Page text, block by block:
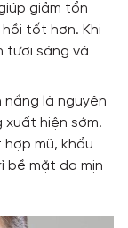
giảm tổn
tốt hơn. Khi
tươi sáng và
nắng là nguyên
xuất hiện sớm.
hợp mũ, khẩu
bề mặt da mịn